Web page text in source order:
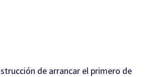
de arrancar el primero de